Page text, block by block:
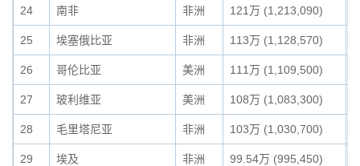
24 南非 非洲 121万 (1,213,090)
25 埃塞俄比亚 非洲 113万 (1,128,570)
26 哥伦比亚 美洲 111万 (1,109,500)
27 玻利维亚 美洲 108万 (1,083,300)
28 毛里塔尼亚 非洲 103万 (1,030,700)
29 埃及 非洲 99.54万 (995,450)